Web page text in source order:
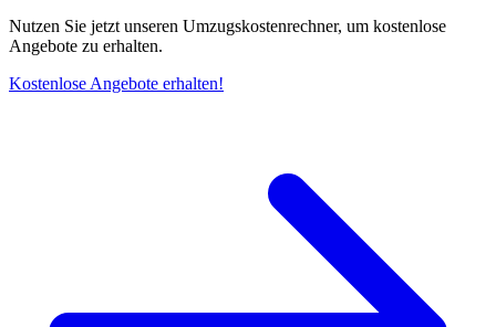
Nutzen Sie jetzt unseren Umzugskostenrechner, um kostenlose
Angebote zu erhalten.
Kostenlose Angebote erhalten!